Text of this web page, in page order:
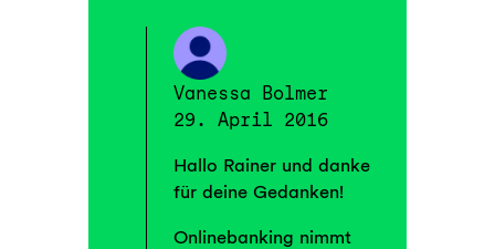
Vanessa Bolmer
29. April 2016
Hallo Rainer und danke
für deine Gedanken!
Onlinebanking nimmt